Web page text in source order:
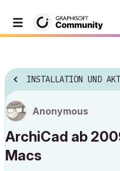
INSTALLATION UND
Anonymous
ArchiCad ab
Macs